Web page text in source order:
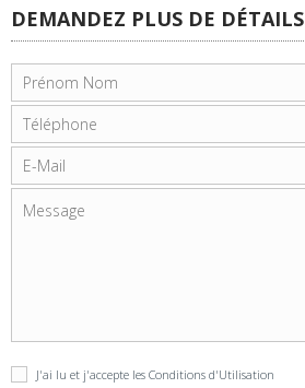
DEMANDEZ PLUS DE DÉTAILS
J'ai lu et j'accepte les Conditions d'Utilisation